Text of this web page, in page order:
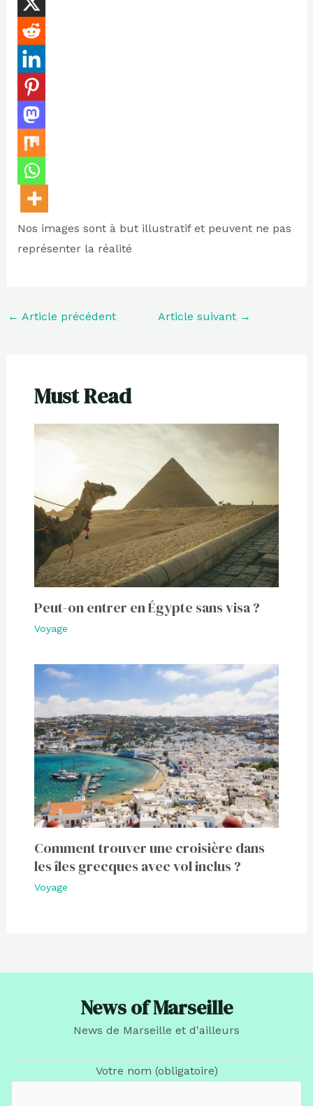
Nos images sont à but illustratif et peuvent ne pas
représenter la réalité
← Article précédent Article suivant →
Must Read
Peut-on entrer en Égypte sans visa ?
Voyage
Comment trouver une croisière dans
les îles grecques avec vol inclus ?
Voyage
News of Marseille
News de Marseille et d'ailleurs
Votre nom (obligatoire)